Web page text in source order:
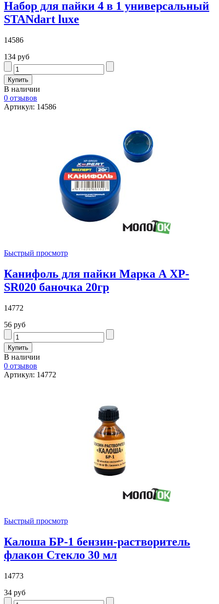
Набор для пайки 4 в 1 универсальный
STANdart luxe
14586
134 руб
В наличии
0 отзывов
Артикул: 14586
Быстрый просмотр
Канифоль для пайки Марка А XP-
SR020 баночка 20гр
14772
56 руб
В наличии
0 отзывов
Артикул: 14772
Быстрый просмотр
Калоша БР-1 бензин-растворитель
флакон Стекло 30 мл
14773
34 руб